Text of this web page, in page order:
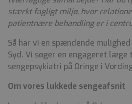
stærkt fagligt miljø, hvor
patientnære behandling er i
Så har vi en spændende
Syd. Vi søger en engageret læge
sengepsykiatri på Oringe i
Om vores lukkede sengeafsnit